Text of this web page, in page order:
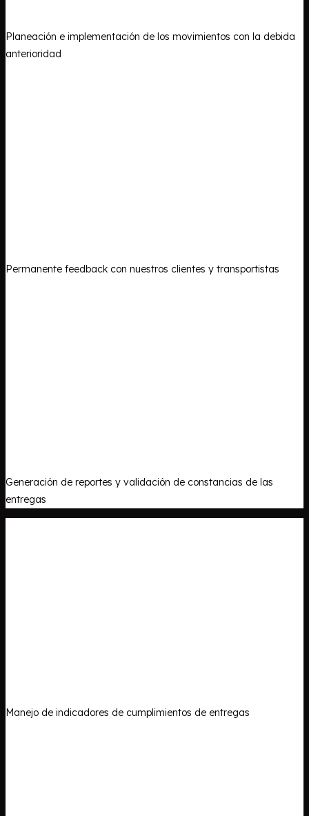
Planeación e implementación de los movimientos con la debida
anterioridad
Permanente feedback con nuestros clientes y transportistas
Generación de reportes y validación de constancias de las
entregas
Manejo de indicadores de cumplimientos de entregas